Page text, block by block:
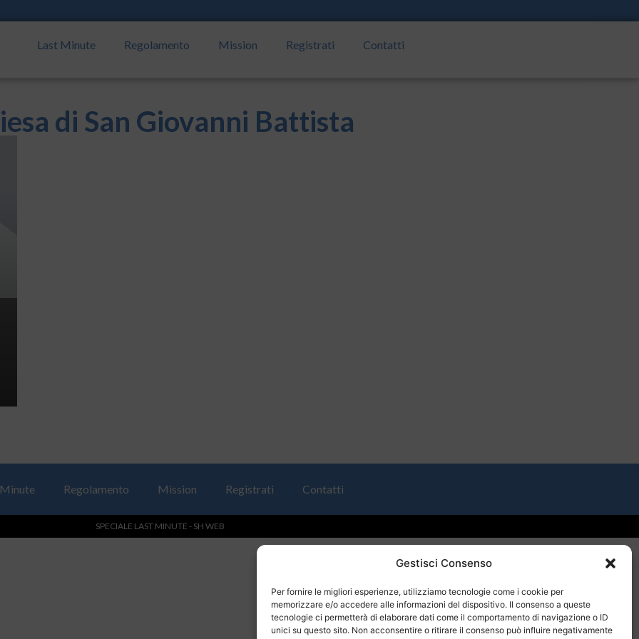
Gestisci Consenso
Per fornire le migliori esperienze, utilizziamo tecnologie come i cookie per
memorizzare e/o accedere alle informazioni del dispositivo. Il consenso a queste
tecnologie ci permetterà di elaborare dati come il comportamento di navigazione o ID
unici su questo sito. Non acconsentire o ritirare il consenso può influire negativamente
Last Minute Regolamento Mission Registrati Contatti
di San Giovanni Battista
Regolamento Mission Registrati Contatti
SPECIALE LAST MINUTE - SH WEB